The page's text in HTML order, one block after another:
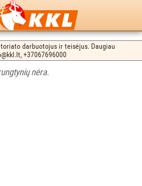
darbuotojus ir teisėjus. Daugiau
+37067696000
nėra.